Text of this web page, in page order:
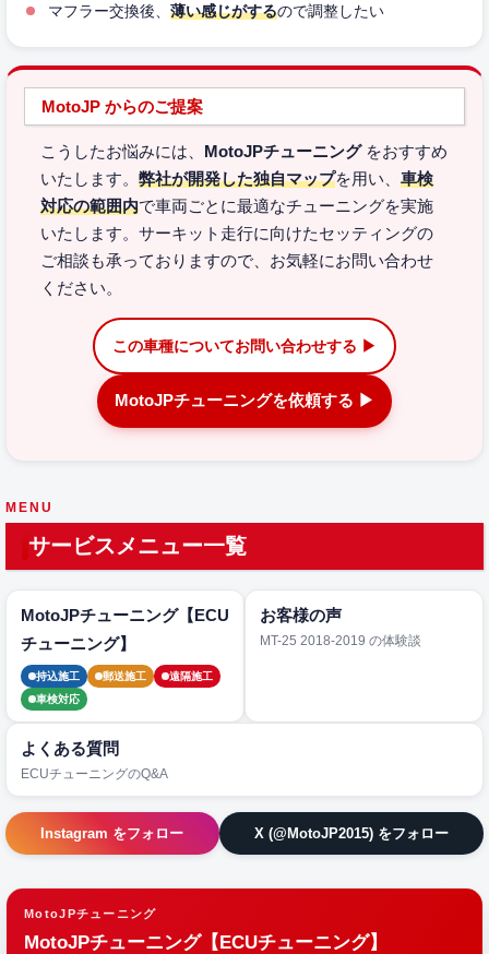
マフラー交換後、 薄い感じがするので調整したい
MotoJP からのご提案
こうしたお悩みには、 MotoJPチューニングをおすすめ
いたします。 弊社が開発した独自マップを用い、 車検
対応の範囲内で車両ごとに最適なチューニングを実施
いたします。サーキット走行に向けたセッティングの
ご相談も承っておりますので、お気軽にお問い合わせ
ください。
この車種についてお問い合わせする ▶
MotoJPチューニングを依頼する ▶
MENU
サービスメニュー一覧
MotoJPチューニング【ECU
チューニング】
持込施工 郵送施工
遠隔施工
車検対応
お客様の声
MT-25 2018-2019 の体験談
よくある質問
ECUチューニングのQ&A
Instagram をフォロー X (@MotoJP2015) をフォロー
MotoJPチューニング
MotoJPチューニング【ECUチューニング】